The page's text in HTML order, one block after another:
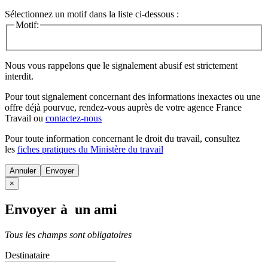
Sélectionnez un motif dans la liste ci-dessous :
Motif:
Nous vous rappelons que le signalement abusif est strictement
interdit.
Pour tout signalement concernant des informations inexactes ou une
offre déjà pourvue, rendez-vous auprès de votre agence France
Travail ou contactez-nous
Pour toute information concernant le droit du travail, consultez
les fiches pratiques du Ministère du travail
Annuler
×
Envoyer à un ami
Tous les champs sont obligatoires
Destinataire